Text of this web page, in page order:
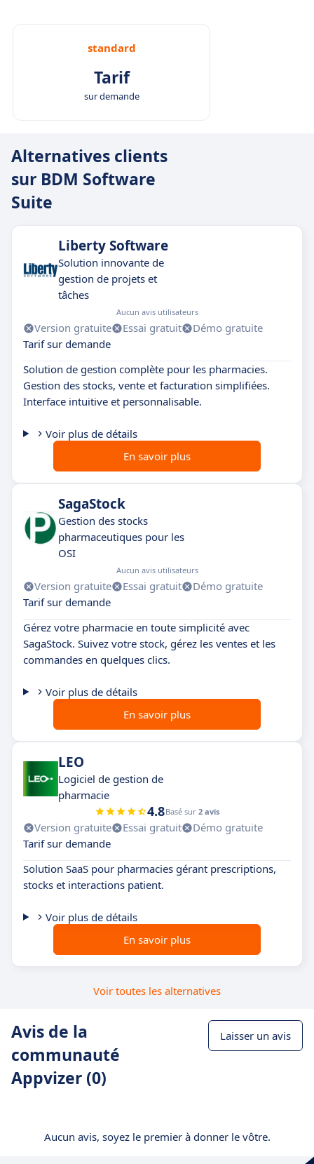
standard
Tarif
sur demande
Alternatives clients
sur BDM Software
Suite
Liberty Software
Solution innovante de
gestion de projets et
tâches
Aucun avis utilisateurs
Version gratuite Essai gratuit
Démo gratuite
Tarif sur demande
Solution de gestion complète pour les pharmacies.
Gestion des stocks, vente et facturation simplifiées.
Interface intuitive et personnalisable.
Voir plus de détails
En savoir plus
SagaStock
Gestion des stocks
pharmaceutiques pour les
OSI
Aucun avis utilisateurs
Version gratuite Essai gratuit
Démo gratuite
Tarif sur demande
Gérez votre pharmacie en toute simplicité avec
SagaStock. Suivez votre stock, gérez les ventes et les
commandes en quelques clics.
Voir plus de détails
En savoir plus
LEO
Logiciel de gestion de
pharmacie
4.8Basé sur 2 avis
Version gratuite Essai gratuit
Démo gratuite
Tarif sur demande
Solution SaaS pour pharmacies gérant prescriptions,
stocks et interactions patient.
Voir plus de détails
En savoir plus
Voir toutes les alternatives
Avis de la
communauté
Appvizer (0)
Laisser un avis
Aucun avis, soyez le premier à donner le vôtre.